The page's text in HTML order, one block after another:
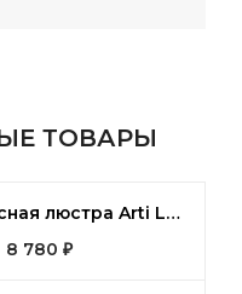
ТОВАРЫ
Подвесная люстра Arti Lampadari Tortora Tortora E 1.1.5 CG
8 780 ₽